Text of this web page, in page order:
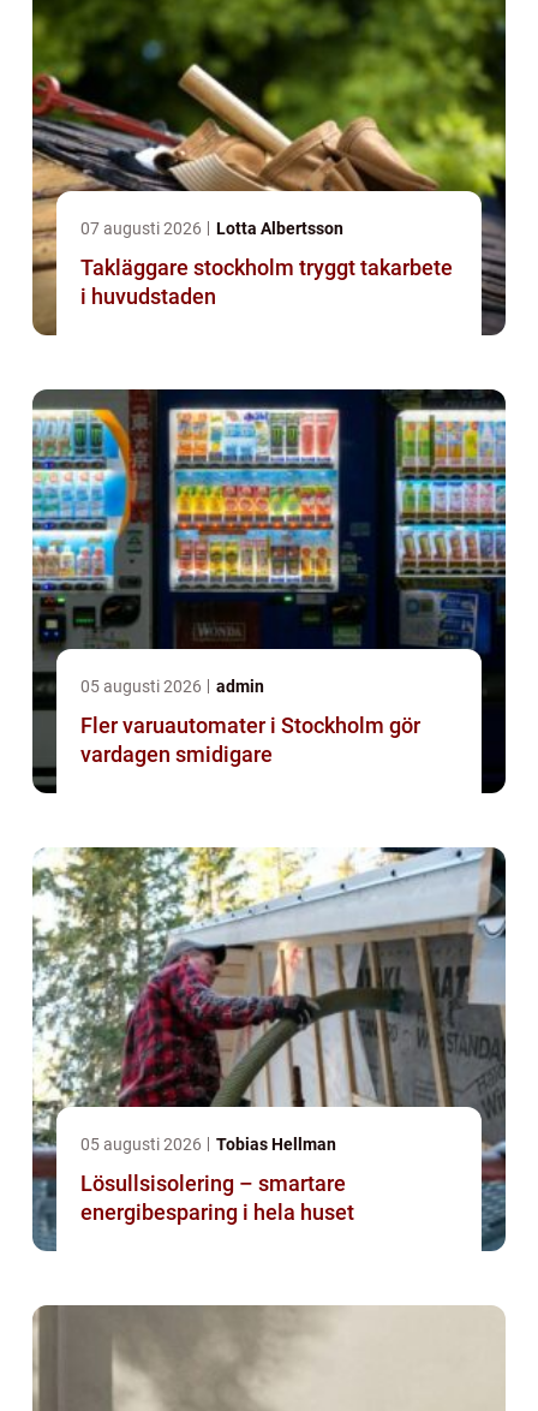
07 augusti 2026 Lotta Albertsson
Takläggare stockholm tryggt takarbete
i huvudstaden
05 augusti 2026 admin
Fler varuautomater i Stockholm gör
vardagen smidigare
05 augusti 2026 Tobias Hellman
Lösullsisolering – smartare
energibesparing i hela huset